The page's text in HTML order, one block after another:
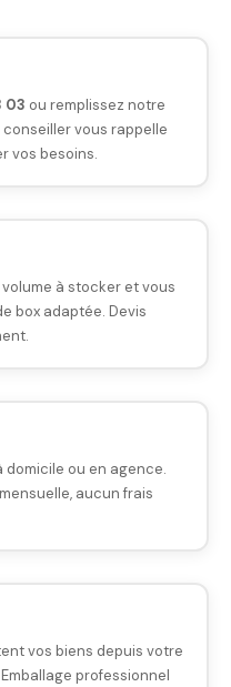
03 ou remplissez notre
vous rappelle
vos besoins.
à stocker et vous
box adaptée. Devis
ou en agence.
aucun frais
vos biens depuis votre
professionnel